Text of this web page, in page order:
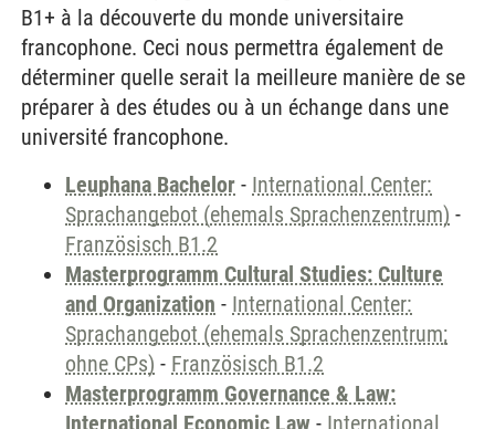
B1+ à la découverte du monde universitaire
francophone. Ceci nous permettra également de
déterminer quelle serait la meilleure manière de se
préparer à des études ou à un échange dans une
université francophone.
Leuphana Bachelor - International Center:
Sprachangebot (ehemals Sprachenzentrum) -
Französisch B1.2
Masterprogramm Cultural Studies: Culture
and Organization - International Center:
Sprachangebot (ehemals Sprachenzentrum;
ohne CPs) - Französisch B1.2
Masterprogramm Governance & Law:
International Economic Law - International